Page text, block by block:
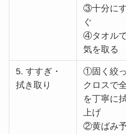
③十分に
ぐ
④タオル
気を取る
5. すすぎ・
拭き取り
①固く絞
クロスで
を丁寧に
上げ
②黄ばみ